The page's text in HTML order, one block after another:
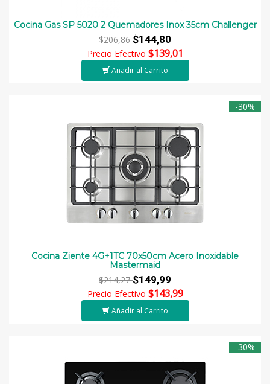
Cocina Gas SP 5020 2 Quemadores Inox 35cm Challenger
$206,86$144,80
Precio Efectivo $139,01
Añadir al Carrito
-30%
Cocina Ziente 4G+1TC 70x50cm Acero Inoxidable
Mastermaid
$214,27$149,99
Precio Efectivo $143,99
Añadir al Carrito
-30%